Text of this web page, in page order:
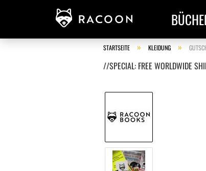
STARTSEITE » KLEIDUNG »
//SPECIAL: FREE WORLDWIDE